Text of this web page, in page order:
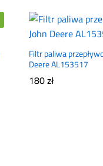
Filtr paliwa
Deere AL153517
180zł